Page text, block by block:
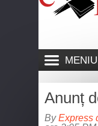
MENIU
Anunț
ByExpress